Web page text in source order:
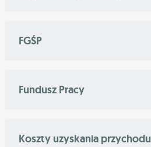
FGŚP
Fundusz Pracy
Koszty uzyskania przychodu